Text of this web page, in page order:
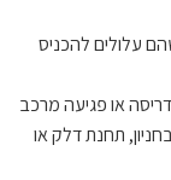
עלולים להכניס
או פגיעה מרכב
תחנת דלק או